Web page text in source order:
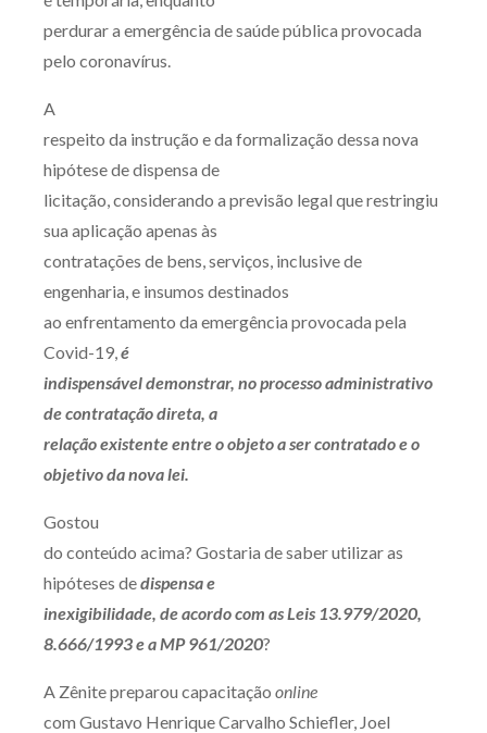
perdurar a emergência de saúde pública provocada
pelo coronavírus.
A
respeito da instrução e da formalização dessa nova
hipótese de dispensa de
licitação, considerando a previsão legal que restringiu
sua aplicação apenas às
contratações de bens, serviços, inclusive de
engenharia, e insumos destinados
ao enfrentamento da emergência provocada pela
Covid-19, é
indispensável demonstrar, no processo administrativo
de contratação direta, a
relação existente entre o objeto a ser contratado e o
objetivo da nova lei.
Gostou
do conteúdo acima? Gostaria de saber utilizar as
hipóteses dedispensa e
inexigibilidade, de acordo com as Leis 13.979/2020,
8.666/1993 e a MP 961/2020?
A Zênite preparou capacitação online
com Gustavo Henrique Carvalho Schiefler, Joel